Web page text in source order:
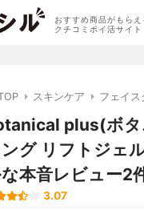
おすすめ商品がもらえ
クチコミポイ活サイト
スキンケア フェイス
plus(ボタ
グ リフトジェ
本音レビュー2
3.07